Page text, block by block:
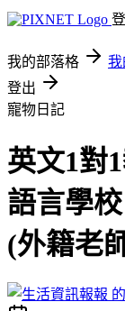
我的部落格 我
登出
寵物日記
英文1對
語言學
(外籍老